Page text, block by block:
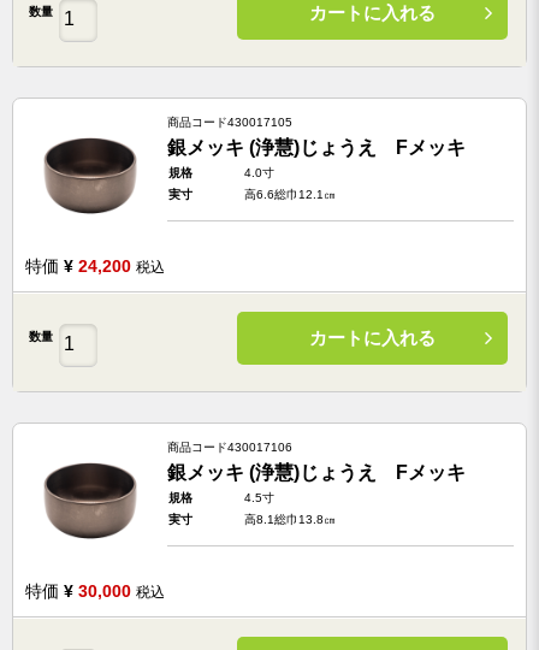
数量 カートに入れる
商品コード430017105
銀メッキ (浄慧)じょうえ Fメッキ
規格
4.0寸
実寸
高6.6総巾12.1㎝
特価 ¥ 24,200 税込
数量 カートに入れる
商品コード430017106
銀メッキ (浄慧)じょうえ Fメッキ
規格
4.5寸
実寸
高8.1総巾13.8㎝
特価 ¥ 30,000 税込